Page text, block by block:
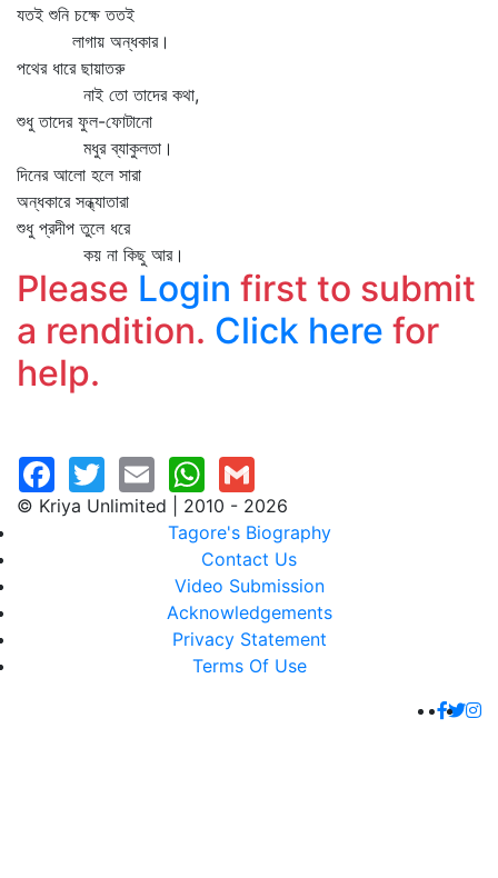
যতই শুনি চক্ষে ততই
লাগায় অন্ধকার।
পথের ধারে ছায়াতরু
নাই তো তাদের কথা,
শুধু তাদের ফুল-ফোটানো
মধুর ব্যাকুলতা।
দিনের আলো হলে সারা
অন্ধকারে সন্ধ্যাতারা
শুধু প্রদীপ তুলে ধরে
কয় না কিছু আর।
Please Login first to submit
a rendition. Click here for
help.
© Kriya Unlimited | 2010 - 2026
Tagore's Biography
Contact Us
Video Submission
Acknowledgements
Privacy Statement
Terms Of Use